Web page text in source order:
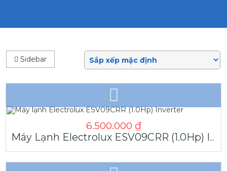
Sidebar
6.500.000 ₫
Máy Lạnh Electrolux ESV09CRR (1.0Hp) Inverter